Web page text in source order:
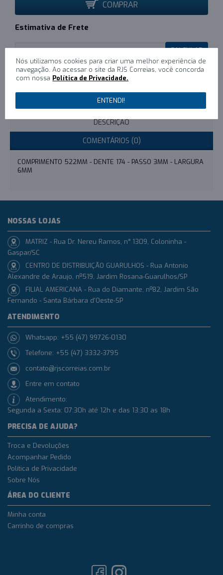
COMPRAR
Estimativa de Frete
CALCULAR
0/Escreva um comentário
DESCRIÇÃO
COMENTÁRIOS (0)
COMPRIMENTO 522MM - DENTE 174 - PASSO 3MM - LARGURA
6MM
Nós utilizamos cookies para criar uma melhor experiência de
navegação. Ao acessar o site da RJS Correias, você concorda
com nossa Política de Privacidade.
ENTENDI!
NOSSAS LOJAS
MATRIZ - Rua Dr. Nereu Ramos, n° 1309, Coloninha -
Gaspar/SC
CENTRO DE DISTRIBUIÇÃO GUARULHOS - Rua Antonio
Alexandre de Araujo, nº519, Jardim Rosana-Guarulhos/SP
FILIAL AMERICANA - Rua do Diamante, nº82, Jardim São
Fernando - Santa Bárbara d'Oeste-SP
ATENDIMENTO
Whatsapp: +55 (47) 99726-0130
Telefone: +55 (47) 3332-3795
contato@rjscorreias.com.br
Entre em contato
Atendimento:
Segunda a Sexta: 07:30h até 12h e das 13:30 as 18h
PRECISA DE AJUDA?
Troca e Devoluções
Acompanhar Pedido
Política de Privacidade
Sobre Nós
ÁREA DO CLIENTE
Minha conta
Carrinho de compras